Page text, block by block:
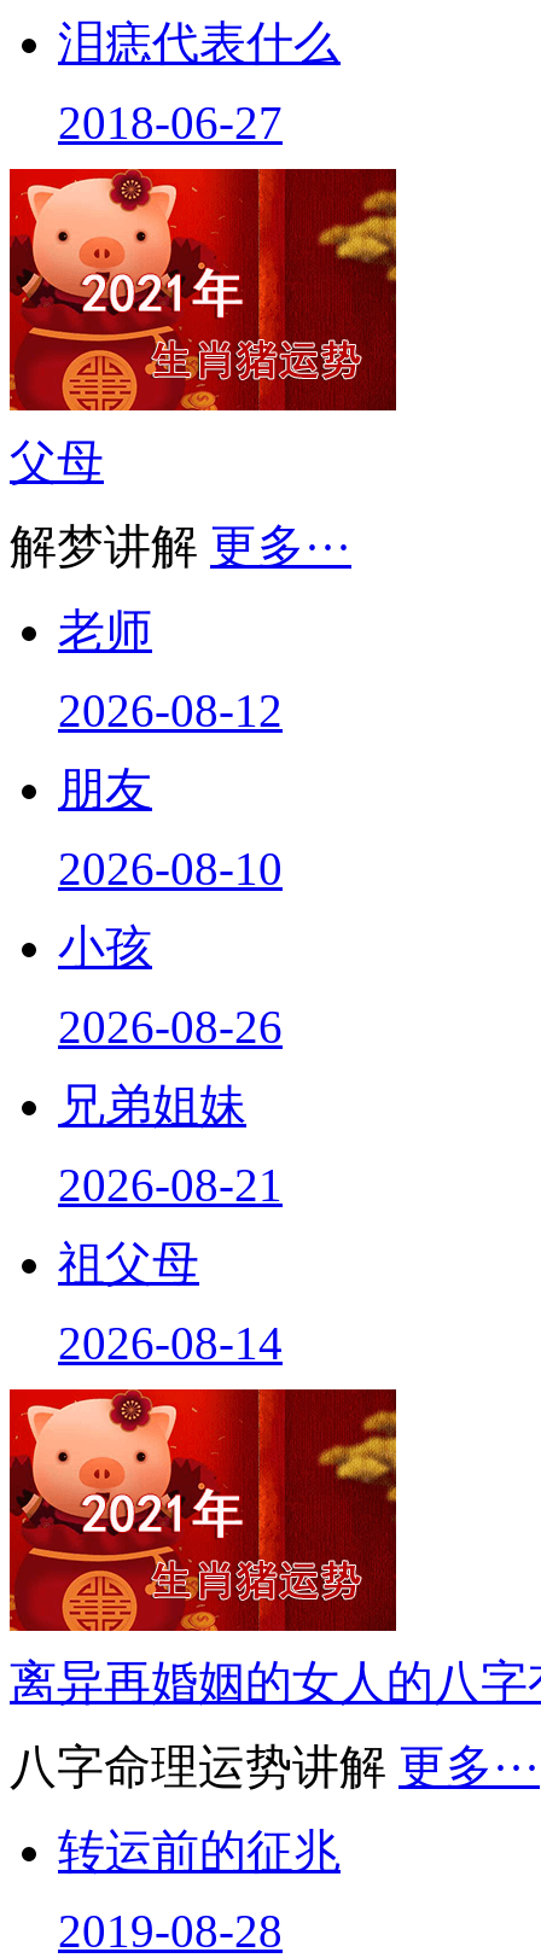
泪痣代表什么
2018-06-27
父母
解梦讲解 更多···
老师
2026-08-12
朋友
2026-08-10
小孩
2026-08-26
兄弟姐妹
2026-08-21
祖父母
2026-08-14
离异再婚姻的女人的八
八字命理运势讲解 更多···
转运前的征兆
2019-08-28